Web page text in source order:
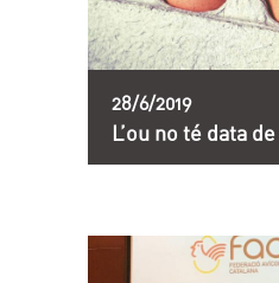
28/6/2019
L’ou no té data